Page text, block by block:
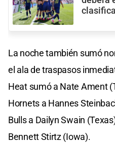
La noche también sumó
el ala de traspasos
Heat sumó a Nate Ament
Hornets a Hannes
Bulls a Dailyn Swain
Bennett Stirtz (Iowa).